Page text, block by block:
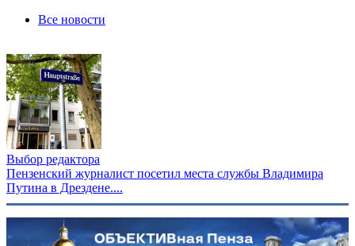
Все новости
Выбор редактора
Пензенский журналист посетил места службы Владимира
Путина в Дрездене....